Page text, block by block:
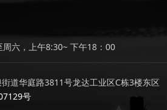
六，上午8:30~ 下午18：00
道华庭路3811号龙达工业区C栋3楼东区
号